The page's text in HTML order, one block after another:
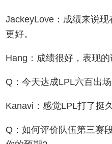
JackeyLove：成绩来说
更好。
Hang：成绩很好，表现的
Q：今天达成LPL六百出
Kanavi：感觉LPL打了挺
Q：如何评价队伍第三赛